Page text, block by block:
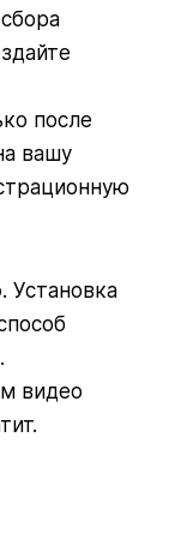
после
вашу
. Установка
видео